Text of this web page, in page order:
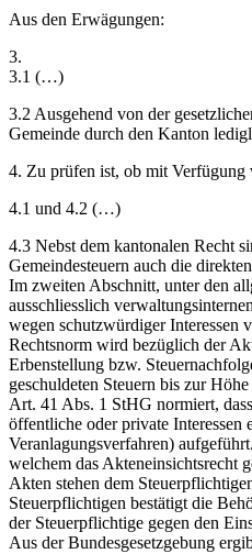
Aus den Erwägungen:
3.
3.1 (…)
3.2 Ausgehend von der
Gemeinde durch den Kanton
4. Zu prüfen ist, ob mit Verfügung
4.1 und 4.2 (…)
4.3 Nebst dem kantonalen Recht
Gemeindesteuern auch die
Im zweiten Abschnitt, unter den
ausschliesslich
wegen schutzwürdiger Interessen
Rechtsnorm wird bezüglich der
Erbenstellung bzw.
geschuldeten Steuern bis zur
Art. 41 Abs. 1 StHG normiert,
öffentliche oder private Interessen
Veranlagungsverfahren)
welchem das Akteneinsichtsrecht
Akten stehen dem
Steuerpflichtigen bestätigt die
der Steuerpflichtige gegen den
Aus der Bundesgesetzgebung